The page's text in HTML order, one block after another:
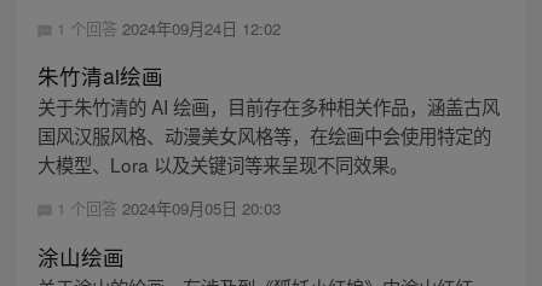
1 个回答 2024年09月24日 12:02
朱竹清ai绘画
关于朱竹清的 AI 绘画，目前存在多种相关作品，涵盖古风
国风汉服风格、动漫美女风格等，在绘画中会使用特定的
大模型、Lora 以及关键词等来呈现不同效果。
1 个回答 2024年09月05日 20:03
涂山绘画